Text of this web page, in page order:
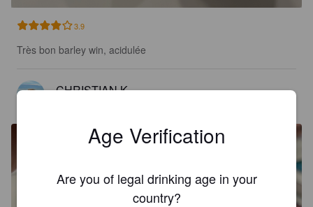
3.9
Très bon barley win, acidulée
CHRISTIAN K 7 years ago
Age Verification
Are you of legal drinking age in your
country?